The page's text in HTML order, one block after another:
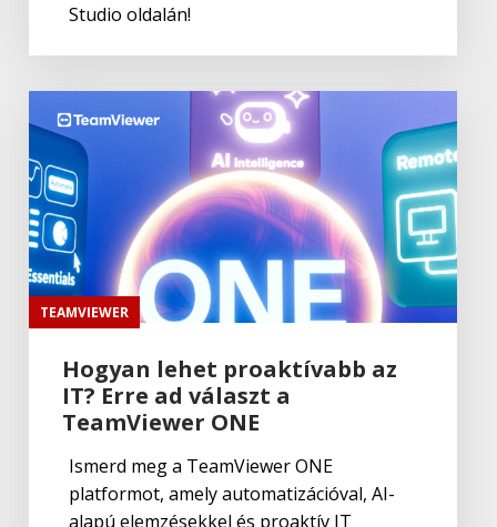
Studio oldalán!
TEAMVIEWER
Hogyan lehet proaktívabb az
IT? Erre ad választ a
TeamViewer ONE
Ismerd meg a TeamViewer ONE
platformot, amely automatizációval, AI-
alapú elemzésekkel és proaktív IT